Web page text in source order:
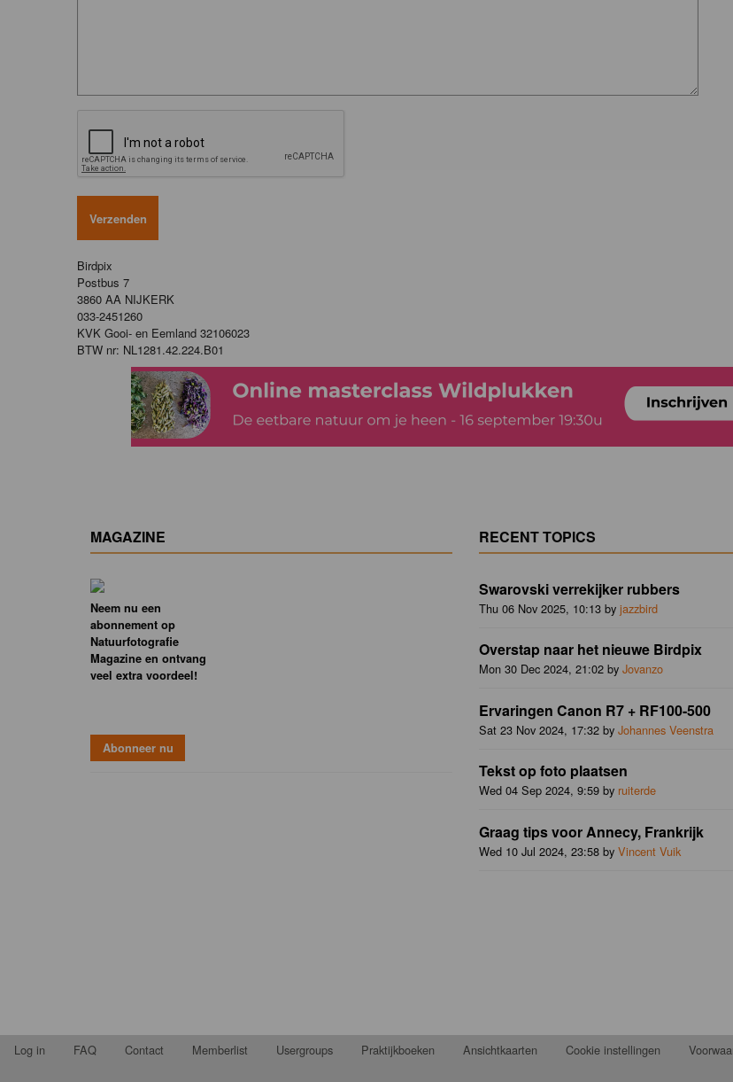
Birdpix
Postbus 7
3860 AA NIJKERK
033-2451260
KVK Gooi- en Eemland 32106023
BTW nr: NL1281.42.224.B01
MAGAZINE
Neem nu een
abonnement op
Natuurfotografie
Magazine en ontvang
veel extra voordeel!
RECENT TOPICS
Swarovski verrekijker rubbers
Thu 06 Nov 2025, 10:13 by jazzbird
Overstap naar het nieuwe Birdpix
Mon 30 Dec 2024, 21:02 by Jovanzo
Ervaringen Canon R7 + RF100-500
Sat 23 Nov 2024, 17:32 by Johannes Veenstra
Tekst op foto plaatsen
Wed 04 Sep 2024, 9:59 by ruiterde
Graag tips voor Annecy, Frankrijk
Wed 10 Jul 2024, 23:58 by Vincent Vuik
Log in FAQ Contact Memberlist Usergroups Praktijkboeken Ansichtkaarten Cookie instellingen